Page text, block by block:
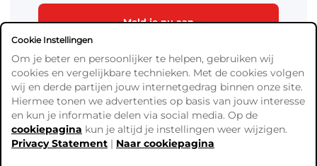
Meld je nu aan
Algemene Voorwaarden
Verzend- en betaalinformatie
Cookie Instellingen
Om je beter en persoonlijker te helpen, gebruiken wij
cookies en vergelijkbare technieken. Met de cookies volgen
wij en derde partijen jouw internetgedrag binnen onze site.
Hiermee tonen we advertenties op basis van jouw interesse
en kun je informatie delen via social media. Op de
cookiepagina kun je altijd je instellingen weer wijzigen.
Privacy Statement | Naar cookiepagina